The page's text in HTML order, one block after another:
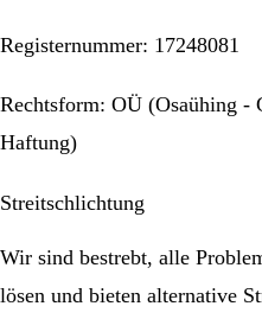
Registernummer: 17248081
Rechtsform: OÜ (Osaühing -
Haftung)
Streitschlichtung
Wir sind bestrebt, alle
lösen und bieten alternative